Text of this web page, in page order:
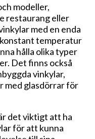
modeller,
restaurang eller
med en enda
temperatur
hålla olika typer
Det finns också
vinkylar,
med glasdörrar för
det viktigt att ha
för att kunna